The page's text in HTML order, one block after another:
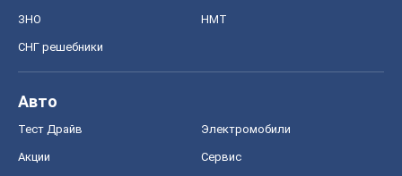
ЗНО НМТ
СНГ решебники
Авто
Тест Драйв Электромобили
Акции Сервис